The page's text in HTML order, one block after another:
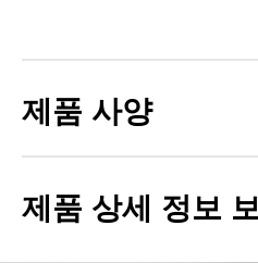
제품 사양
제품 상세 정보